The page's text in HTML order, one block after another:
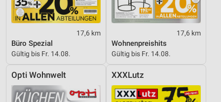
17,6 km
Büro Spezial
Gültig bis Fr. 14.08.
17,6 km
Wohnenpreishits
Gültig bis Fr. 14.08.
Opti Wohnwelt XXXLutz
Notwendig
Performance
Funktional